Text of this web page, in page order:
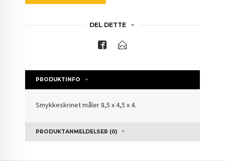
DEL DETTE
PRODUKTINFO
Smykkeskrinet måler 8,5 x 4,5 x 4.
PRODUKTANMELDELSER (0)